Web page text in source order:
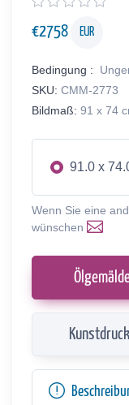
€2758 EUR
Bedingung :
SKU: CMM-2773
Bildmaß: 91 x 74
91.0 x
Wenn Sie eine
wünschen